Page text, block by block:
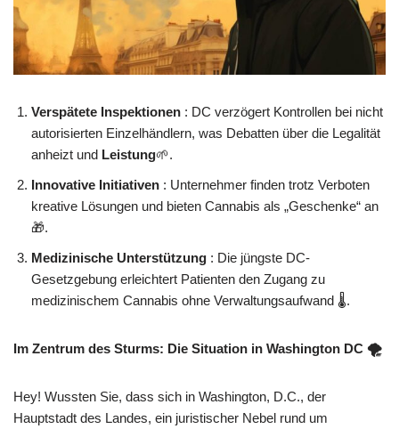
Verspätete Inspektionen : DC verzögert Kontrollen bei nicht
autorisierten Einzelhändlern, was Debatten über die Legalität
anheizt und Leistung🌱.
Innovative Initiativen : Unternehmer finden trotz Verboten
kreative Lösungen und bieten Cannabis als „Geschenke“ an
🎁.
Medizinische Unterstützung : Die jüngste DC-
Gesetzgebung erleichtert Patienten den Zugang zu
medizinischem Cannabis ohne Verwaltungsaufwand 🌡️.
Im Zentrum des Sturms: Die Situation in Washington DC 🌪️
Hey! Wussten Sie, dass sich in Washington, D.C., der
Hauptstadt des Landes, ein juristischer Nebel rund um